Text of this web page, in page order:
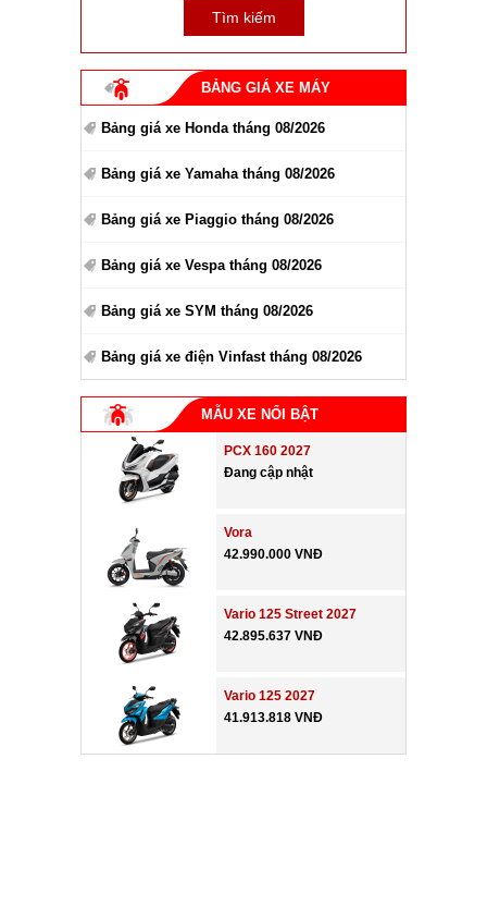
BẢNG GIÁ XE MÁY
Bảng giá xe Honda tháng 08/2026
Bảng giá xe Yamaha tháng 08/2026
Bảng giá xe Piaggio tháng 08/2026
Bảng giá xe Vespa tháng 08/2026
Bảng giá xe SYM tháng 08/2026
Bảng giá xe điện Vinfast tháng 08/2026
MẪU XE NỔI BẬT
PCX 160 2027
Đang cập nhật
Vora
42.990.000 VNĐ
Vario 125 Street 2027
42.895.637 VNĐ
Vario 125 2027
41.913.818 VNĐ